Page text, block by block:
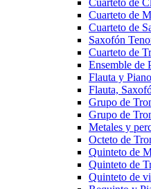
Cuarteto de
Cuarteto de
Cuarteto de
Saxofón
Cuarteto de
Ensemble de
Flauta y Piano
Flauta,
Grupo de
Grupo de
Metales y
Octeto de
Quinteto de
Quinteto de
Quinteto de